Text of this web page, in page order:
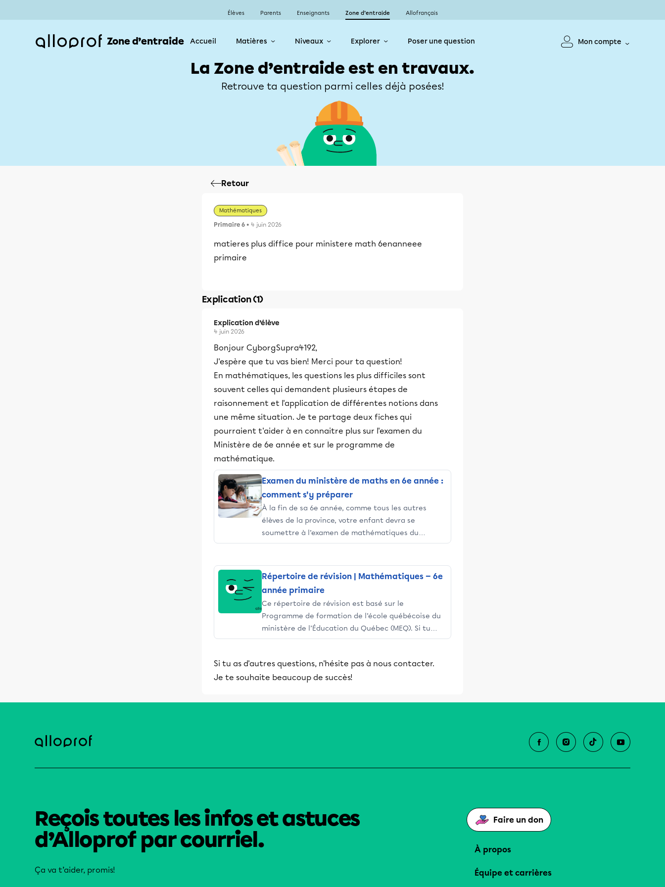
Élèves Parents Enseignants Zone d’entraide Allofrançais
Zone d’entraide Accueil Matières Niveaux Explorer Poser une question Mon compte
La Zone d’entraide est en travaux.
Retrouve ta question parmi celles déjà posées!
Retour
Mathématiques
Primaire 6 • 4 juin 2026
matieres plus diffice pour ministere math 6enanneee
primaire
Explication (1)
Explication d’élève
4 juin 2026
Bonjour CyborgSupra4192,
J'espère que tu vas bien! Merci pour ta question!
En mathématiques, les questions les plus difficiles sont
souvent celles qui demandent plusieurs étapes de
raisonnement et l'application de différentes notions dans
une même situation. Je te partage deux fiches qui
pourraient t'aider à en connaitre plus sur l'examen du
Ministère de 6e année et sur le programme de
mathématique.
Examen du ministère de maths en 6e année :
comment s'y préparer
À la fin de sa 6e année, comme tous les autres
élèves de la province, votre enfant devra se
soumettre à l’examen de mathématiques du
ministère de l’Éducation du Québec. Le but est de
Répertoire de révision | Mathématiques — 6e
année primaire
Ce répertoire de révision est basé sur le
Programme de formation de l’école québécoise du
ministère de l’Éducation du Québec (MEQ). Si tu
souhaites réviser l’ensemble des notions de tes
l’utiliser, mais tu dois savoir qu’il peut y avoir des
différences entre ce que tu as vu en classe et cette
programmes particuliers.
Si tu as d'autres questions, n'hésite pas à nous contacter.
Je te souhaite beaucoup de succès!
Reçois toutes les infos et astuces
d’Alloprof par courriel.
Ça va t’aider, promis!
Faire un don
À propos
Équipe et carrières